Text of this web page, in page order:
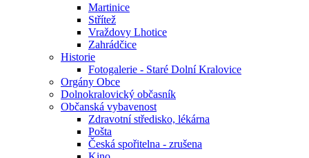
Martinice
Střítež
Vraždovy Lhotice
Zahrádčice
Historie
Fotogalerie - Staré Dolní Kralovice
Orgány Obce
Dolnokralovický občasník
Občanská vybavenost
Zdravotní středisko, lékárna
Pošta
Česká spořitelna - zrušena